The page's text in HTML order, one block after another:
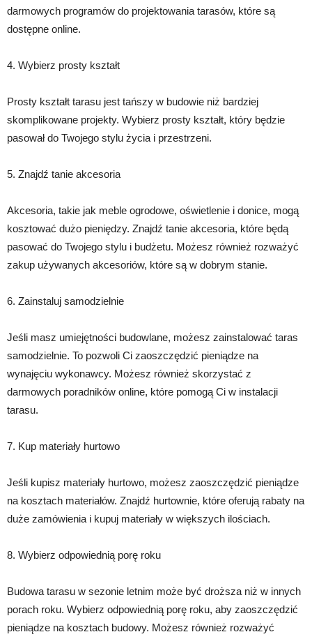
darmowych programów do projektowania tarasów, które są
dostępne online.
4. Wybierz prosty kształt
Prosty kształt tarasu jest tańszy w budowie niż bardziej
skomplikowane projekty. Wybierz prosty kształt, który będzie
pasował do Twojego stylu życia i przestrzeni.
5. Znajdź tanie akcesoria
Akcesoria, takie jak meble ogrodowe, oświetlenie i donice, mogą
kosztować dużo pieniędzy. Znajdź tanie akcesoria, które będą
pasować do Twojego stylu i budżetu. Możesz również rozważyć
zakup używanych akcesoriów, które są w dobrym stanie.
6. Zainstaluj samodzielnie
Jeśli masz umiejętności budowlane, możesz zainstalować taras
samodzielnie. To pozwoli Ci zaoszczędzić pieniądze na
wynajęciu wykonawcy. Możesz również skorzystać z
darmowych poradników online, które pomogą Ci w instalacji
tarasu.
7. Kup materiały hurtowo
Jeśli kupisz materiały hurtowo, możesz zaoszczędzić pieniądze
na kosztach materiałów. Znajdź hurtownie, które oferują rabaty na
duże zamówienia i kupuj materiały w większych ilościach.
8. Wybierz odpowiednią porę roku
Budowa tarasu w sezonie letnim może być droższa niż w innych
porach roku. Wybierz odpowiednią porę roku, aby zaoszczędzić
pieniądze na kosztach budowy. Możesz również rozważyć